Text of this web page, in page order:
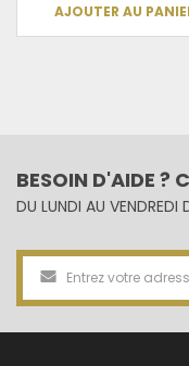
AJOUTER AU
BESOIN D'AIDE ?
DU LUNDI AU VENDREDI